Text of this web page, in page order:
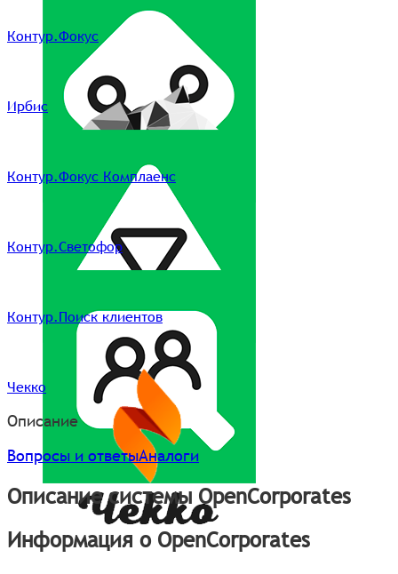
Контур.Фокус
Ирбис
Контур.Фокус Комплаенс
Контур.Светофор
Контур.Поиск клиентов
Чекко
Описание
Вопросы и ответыАналоги
Описание системы OpenCorporates
Информация о OpenCorporates